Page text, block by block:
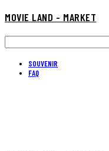
MOVIE LAND - MARKET
SOUVENIR
FAQ